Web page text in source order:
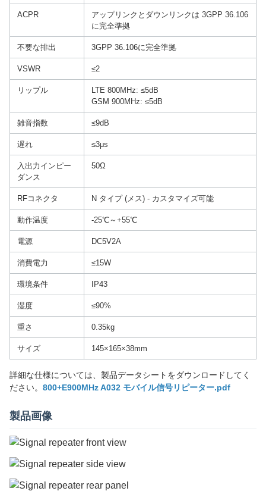
ACPR
アップリンクとダウンリンクは 3GPP 36.106
に完全準拠
不要な排出 3GPP 36.106に完全準拠
VSWR ≤2
リップル
LTE 800MHz: ≤5dB
GSM 900MHz: ≤5dB
雑音指数 ≤9dB
遅れ ≤3μs
入出力インピー
ダンス
50Ω
RFコネクタ N タイプ (メス) - カスタマイズ可能
動作温度 -25℃～+55℃
電源 DC5V2A
消費電力 ≤15W
環境条件 IP43
湿度 ≤90%
重さ 0.35kg
サイズ 145×165×38mm
詳細な仕様については、製品データシートをダウンロードしてく
ださい。 800+E900MHz A032 モバイル信号リピーター.pdf
製品画像